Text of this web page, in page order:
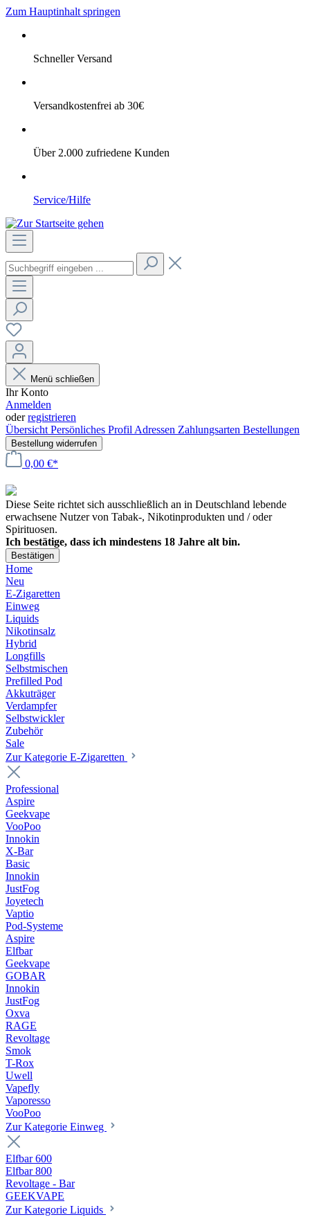
Zum Hauptinhalt springen
Schneller Versand
Versandkostenfrei ab 30€
Über 2.000 zufriedene Kunden
Service/Hilfe
Menü schließen
Ihr Konto
Anmelden
oderregistrieren
Übersicht Persönliches Profil Adressen Zahlungsarten Bestellungen
Bestellung widerrufen
0,00 €*
Diese Seite richtet sich ausschließlich an in Deutschland lebende
erwachsene Nutzer von Tabak-, Nikotinprodukten und / oder
Spirituosen.
Ich bestätige, dass ich mindestens 18 Jahre alt bin.
Bestätigen
Home
Neu
E-Zigaretten
Einweg
Liquids
Nikotinsalz
Hybrid
Longfills
Selbstmischen
Prefilled Pod
Akkuträger
Verdampfer
Selbstwickler
Zubehör
Sale
Zur Kategorie E-Zigaretten
Professional
Aspire
Geekvape
VooPoo
Innokin
X-Bar
Basic
Innokin
JustFog
Joyetech
Vaptio
Pod-Systeme
Aspire
Elfbar
Geekvape
GOBAR
Innokin
JustFog
Oxva
RAGE
Revoltage
Smok
T-Rox
Uwell
Vapefly
Vaporesso
VooPoo
Zur Kategorie Einweg
Elfbar 600
Elfbar 800
Revoltage - Bar
GEEKVAPE
Zur Kategorie Liquids